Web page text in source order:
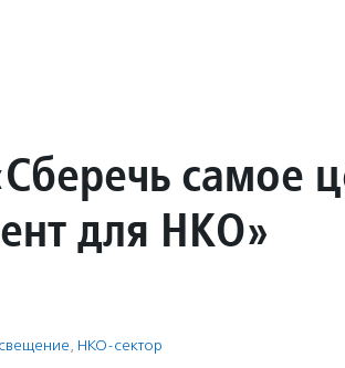
самое
для НКО»
, НКО-сектор